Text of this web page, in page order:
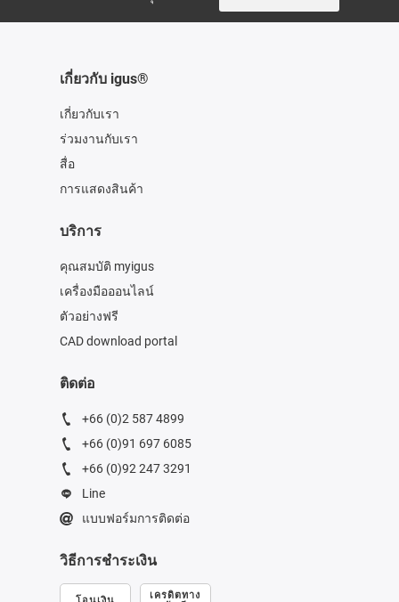
เกี่ยวกับ igus®
เกี่ยวกับเรา
ร่วมงานกับเรา
สื่อ
การแสดงสินค้า
บริการ
คุณสมบัติ myigus
เครื่องมือออนไลน์
ตัวอย่างฟรี
CAD download portal
ติดต่อ
+66 (0)2 587 4899
+66 (0)91 697 6085
+66 (0)92 247 3291
Line
แบบฟอร์มการติดต่อ
วิธีการชำระเงิน
เครดิตทาง